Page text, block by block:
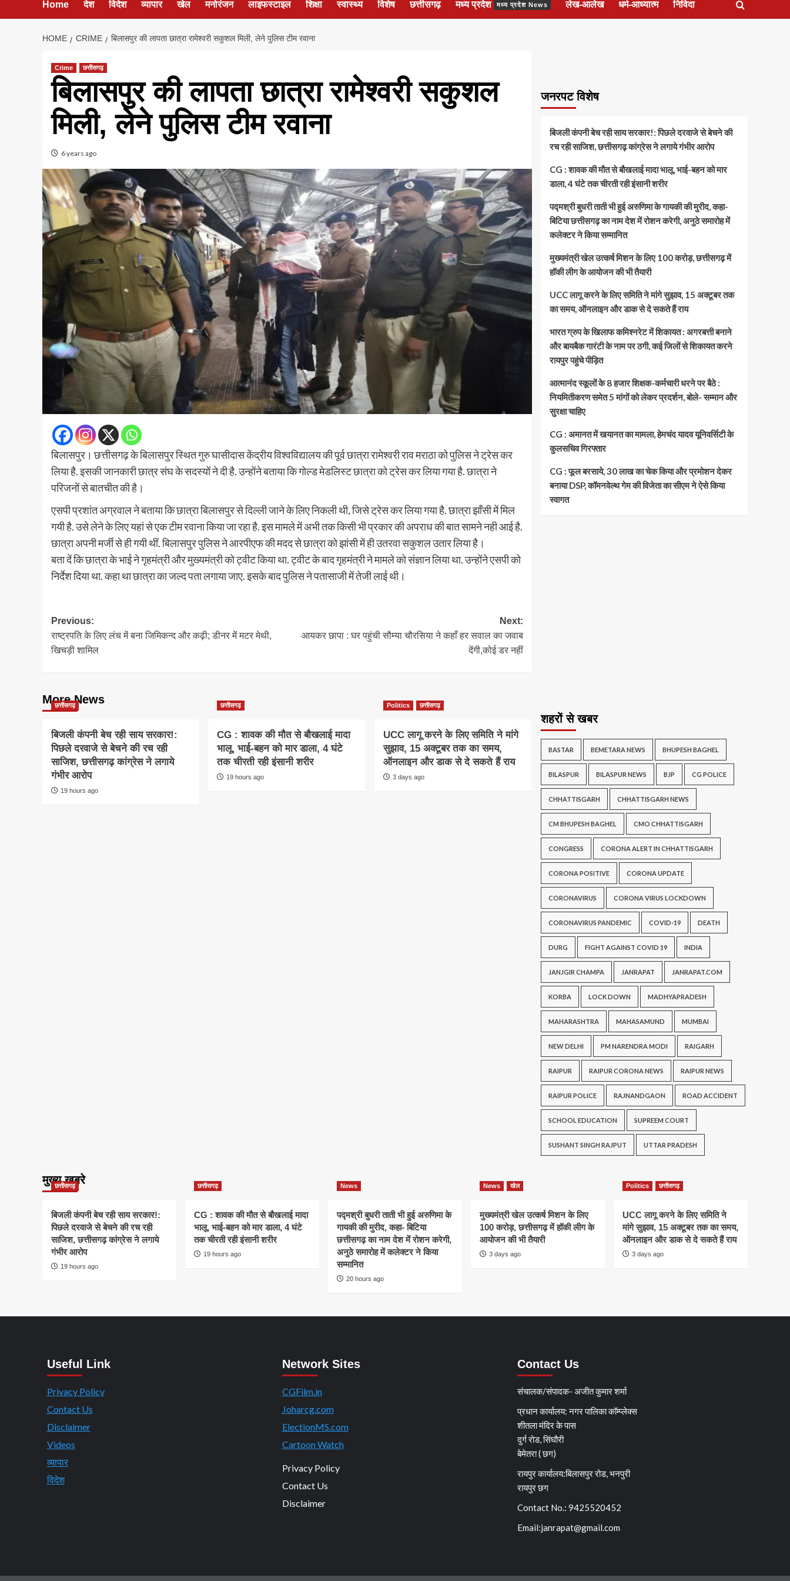
Home देश विदेश व्यापार खेल मनोरंजन लाइफस्टाइल शिक्षा स्वास्थ्य विशेष छत्तीसगढ़ मध्य प्रदेश मध्य प्रदेश News लेख-आलेख धर्म-आध्यात्म निविदा
HOME CRIME बिलासपुर की लापता छात्रा रामेश्वरी सकुशल मिली, लेने पुलिस टीम रवाना
Crime छत्तीसगढ़
बिलासपुर की लापता छात्रा रामेश्वरी सकुशल
मिली, लेने पुलिस टीम रवाना
6 years ago
बिलासपुर। छत्तीसगढ़ के बिलासपुर स्थित गुरु घासीदास केंद्रीय विश्वविद्यालय की पूर्व छात्रा रामेश्वरी राव मराठा को पुलिस ने ट्रेस कर
लिया है. इसकी जानकारी छात्र संघ के सदस्यों ने दी है. उन्होंने बताया कि गोल्ड मेडलिस्ट छात्रा को ट्रेस कर लिया गया है. छात्रा ने
परिजनों से बातचीत की है।
एसपी प्रशांत अग्रवाल ने बताया कि छात्रा बिलासपुर से दिल्ली जाने के लिए निकली थी, जिसे ट्रेस कर लिया गया है. छात्रा झाँसी में मिल
गयी है. उसे लेने के लिए यहां से एक टीम रवाना किया जा रहा है. इस मामले में अभी तक किसी भी प्रकार की अपराध की बात सामने नही आई है.
छात्रा अपनी मर्जी से ही गयी थीं. बिलासपुर पुलिस ने आरपीएफ की मदद से छात्रा को झांसी में ही उतरवा सकुशल उतार लिया है।
बता दें कि छात्रा के भाई ने गृहमंत्री और मुख्यमंत्री को ट्वीट किया था. ट्वीट के बाद गृहमंत्री ने मामले को संज्ञान लिया था. उन्होंने एसपी को
निर्देश दिया था. कहा था छात्रा का जल्द पता लगाया जाए. इसके बाद पुलिस ने पतासाजी में तेजी लाई थी।
Post
navigation
Previous:
राष्ट्रपति के लिए लंच में बना जिमिकन्द और कढ़ी; डीनर में मटर मेथी,
खिचड़ी शामिल
Next:
आयकर छापा : घर पहुंची सौम्या चौरसिया ने कहाँ हर सवाल का जवाब
देंगी,कोई डर नहीं
More News
छत्तीसगढ़
बिजली कंपनी बेच रही साय सरकार!:
पिछले दरवाजे से बेचने की रच रही
साजिश, छत्तीसगढ़ कांग्रेस ने लगाये
गंभीर आरोप
19 hours ago
छत्तीसगढ़
CG : शावक की मौत से बौखलाई मादा
भालू, भाई-बहन को मार डाला, 4 घंटे
तक चीरती रही इंसानी शरीर
19 hours ago
Politics छत्तीसगढ़
UCC लागू करने के लिए समिति ने मांगे
सुझाव, 15 अक्टूबर तक का समय,
ऑनलाइन और डाक से दे सकते हैं राय
3 days ago
जनरपट विशेष
बिजली कंपनी बेच रही साय सरकार!: पिछले दरवाजे से बेचने की
रच रही साजिश, छत्तीसगढ़ कांग्रेस ने लगाये गंभीर आरोप
CG : शावक की मौत से बौखलाई मादा भालू, भाई-बहन को मार
डाला, 4 घंटे तक चीरती रही इंसानी शरीर
पद्मश्री बुधरी ताती भी हुई अरुणिमा के गायकी की मुरीद, कहा-
बिटिया छत्तीसगढ़ का नाम देश में रोशन करेगी, अनुठे समारोह में
कलेक्टर ने किया सम्मानित
मुख्यमंत्री खेल उत्कर्ष मिशन के लिए 100 करोड़, छत्तीसगढ़ में
हॉकी लीग के आयोजन की भी तैयारी
UCC लागू करने के लिए समिति ने मांगे सुझाव, 15 अक्टूबर तक
का समय, ऑनलाइन और डाक से दे सकते हैं राय
भारत ग्रुप के खिलाफ कमिश्नरेट में शिकायत : अगरबत्ती बनाने
और बायबैक गारंटी के नाम पर ठगी, कई जिलों से शिकायत करने
रायपुर पहुंचे पीड़ित
आत्मानंद स्कूलों के 8 हजार शिक्षक-कर्मचारी धरने पर बैठे :
नियमितीकरण समेत 5 मांगों को लेकर प्रदर्शन, बोले- सम्मान और
सुरक्षा चाहिए
CG : अमानत में खयानत का मामला, हेमचंद यादव यूनिवर्सिटी के
कुलसचिव गिरफ्तार
CG : फूल बरसाये, 30 लाख का चेक किया और प्रमोशन देकर
बनाया DSP, कॉमनवेल्थ गेम की विजेता का सीएम ने ऐसे किया
स्वागत
शहरों से खबर
BASTAR BEMETARA NEWS BHUPESH BAGHEL
BILASPUR BILASPUR NEWS BJP CG POLICE
CHHATTISGARH CHHATTISGARH NEWS
CM BHUPESH BAGHEL CMO CHHATTISGARH
CONGRESS CORONA ALERT IN CHHATTISGARH
CORONA POSITIVE CORONA UPDATE
CORONAVIRUS CORONA VIRUS LOCKDOWN
CORONAVIRUS PANDEMIC COVID-19 DEATH
DURG FIGHT AGAINST COVID 19 INDIA
JANJGIR CHAMPA JANRAPAT JANRAPAT.COM
KORBA LOCK DOWN MADHYAPRADESH
MAHARASHTRA MAHASAMUND MUMBAI
NEW DELHI PM NARENDRA MODI RAIGARH
RAIPUR RAIPUR CORONA NEWS RAIPUR NEWS
RAIPUR POLICE RAJNANDGAON ROAD ACCIDENT
SCHOOL EDUCATION SUPREEM COURT
SUSHANT SINGH RAJPUT UTTAR PRADESH
मुख्य खबरे
छत्तीसगढ़
बिजली कंपनी बेच रही साय सरकार!:
पिछले दरवाजे से बेचने की रच रही
साजिश, छत्तीसगढ़ कांग्रेस ने लगाये
गंभीर आरोप
19 hours ago
छत्तीसगढ़
CG : शावक की मौत से बौखलाई मादा
भालू, भाई-बहन को मार डाला, 4 घंटे
तक चीरती रही इंसानी शरीर
19 hours ago
News
पद्मश्री बुधरी ताती भी हुई अरुणिमा के
गायकी की मुरीद, कहा- बिटिया
छत्तीसगढ़ का नाम देश में रोशन करेगी,
अनुठे समारोह में कलेक्टर ने किया
सम्मानित
20 hours ago
News खेल
मुख्यमंत्री खेल उत्कर्ष मिशन के लिए
100 करोड़, छत्तीसगढ़ में हॉकी लीग के
आयोजन की भी तैयारी
3 days ago
Politics छत्तीसगढ़
UCC लागू करने के लिए समिति ने
मांगे सुझाव, 15 अक्टूबर तक का समय,
ऑनलाइन और डाक से दे सकते हैं राय
3 days ago
Useful Link
Privacy Policy
Contact Us
Disclaimer
Videos
व्यापार
विदेश
Network Sites
CGFilm.in
Joharcg.com
ElectionMS.com
Cartoon Watch
Privacy Policy
Contact Us
Disclaimer
Contact Us
संचालक/संपादक- अजीत कुमार शर्मा
प्रधान कार्यालय: नगर पालिका कॉम्प्लेक्स
शीतला मंदिर के पास
दुर्ग रोड, सिंघौरी
बेमेतरा ( छग)
रायपुर कार्यालय:बिलासपुर रोड, भनपुरी
रायपुर छग
Contact No.: 9425520452
Email:janrapat@gmail.com